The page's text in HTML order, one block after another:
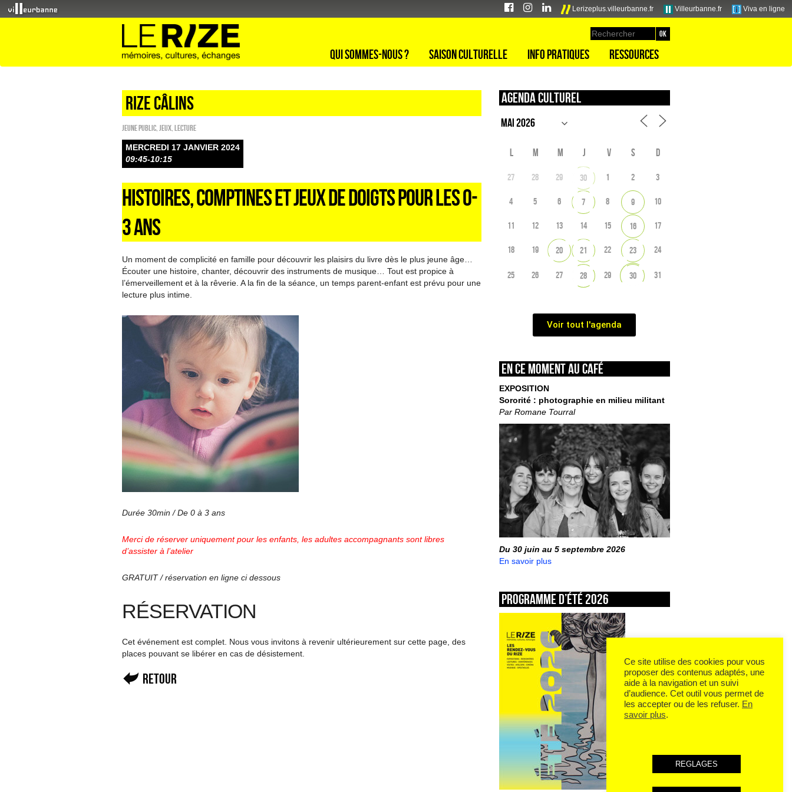
Lerizeplus.villeurbanne.fr Villeurbanne.fr Viva en ligne
Qui sommes-nous ? Saison culturelle Info pratiques Ressources
Rize câlins
Jeune public Jeux Lecture
MERCREDI 17 JANVIER 2024
09:45-10:15
HISTOIRES, COMPTINES ET JEUX DE DOIGTS POUR LES 0-
3 ANS
Un moment de complicité en famille pour découvrir les plaisirs du livre dès le plus jeune âge…
Écouter une histoire, chanter, découvrir des instruments de musique… Tout est propice à
l’émerveillement et à la rêverie. A la fin de la séance, un temps parent-enfant est prévu pour une
lecture plus intime.
Durée 30min / De 0 à 3 ans
Merci de réserver uniquement pour les enfants, les adultes accompagnants sont libres
d’assister à l’atelier
GRATUIT / réservation en ligne ci dessous
RÉSERVATION
Cet événement est complet. Nous vous invitons à revenir ultérieurement sur cette page, des
places pouvant se libérer en cas de désistement.
Retour
Agenda culturel
L M M J V S D
27 28 29 30 1 2 3
4 5 6 7 8 9 10
11 12 13 14 15 16 17
18 19 20 21 22 23 24
25 26 27 28 29 30 31
Voir tout l'agenda
En ce moment au café
EXPOSITION
Sororité : photographie en milieu militant
Par Romane Tourral
Du 30 juin au 5 septembre 2026
En savoir plus
Programme d’été 2026
Ce site utilise des cookies pour vous
proposer des contenus adaptés, une
aide à la navigation et un suivi
d’audience. Cet outil vous permet de
les accepter ou de les refuser. En
savoir plus.
REGLAGES